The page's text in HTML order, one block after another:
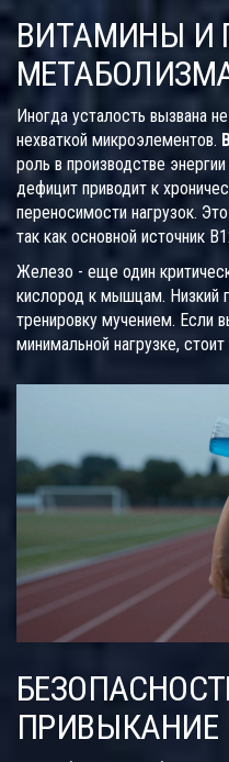
ВИТАМИНЫ И
Иногда усталость вызвана
нехваткой микроэлементов.
роль в производстве
дефицит приводит к
переносимости нагрузок.
так как основной источник
Железо - еще один
кислород к мышцам. Низкий
тренировку мучением. Если
минимальной нагрузке,
ПРИВЫКАНИЕ